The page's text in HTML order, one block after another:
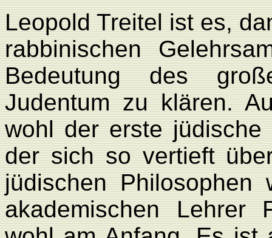
Leopold Treitel ist es,
rabbinischen
Bedeutung des
Judentum zu klären.
wohl der erste jüdische
der sich so vertieft
jüdischen Philosophen
akademischen Lehrer